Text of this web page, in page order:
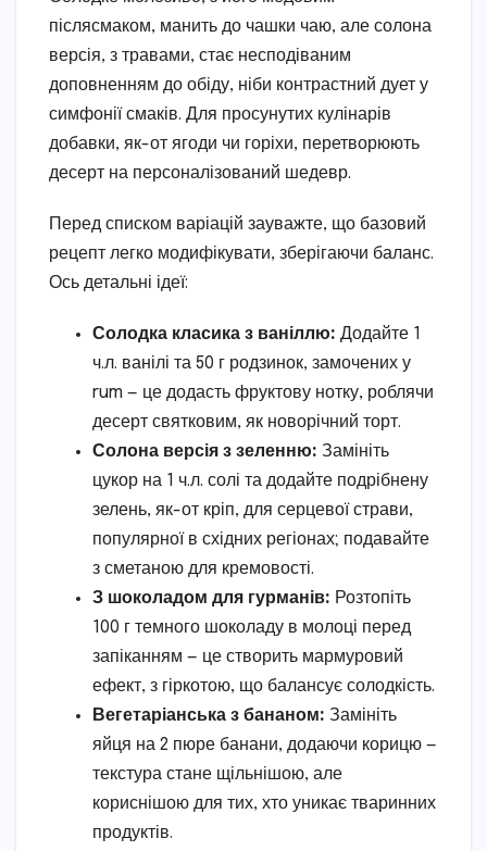
післясмаком, манить до чашки чаю, але солона
версія, з травами, стає несподіваним
доповненням до обіду, ніби контрастний дует у
симфонії смаків. Для просунутих кулінарів
добавки, як-от ягоди чи горіхи, перетворюють
десерт на персоналізований шедевр.
Перед списком варіацій зауважте, що базовий
рецепт легко модифікувати, зберігаючи баланс.
Ось детальні ідеї:
Солодка класика з ваніллю: Додайте 1
ч.л. ванілі та 50 г родзинок, замочених у
rum — це додасть фруктову нотку, роблячи
десерт святковим, як новорічний торт.
Солона версія з зеленню: Замініть
цукор на 1 ч.л. солі та додайте подрібнену
зелень, як-от кріп, для серцевої страви,
популярної в східних регіонах; подавайте
з сметаною для кремовості.
З шоколадом для гурманів: Розтопіть
100 г темного шоколаду в молоці перед
запіканням — це створить мармуровий
ефект, з гіркотою, що балансує солодкість.
Вегетаріанська з бананом: Замініть
яйця на 2 пюре банани, додаючи корицю —
текстура стане щільнішою, але
кориснішою для тих, хто уникає тваринних
продуктів.